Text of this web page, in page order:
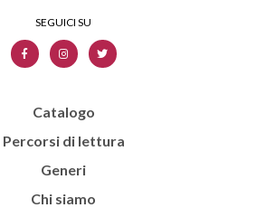
Catalogo
Percorsi di lettura
Generi
Chi siamo